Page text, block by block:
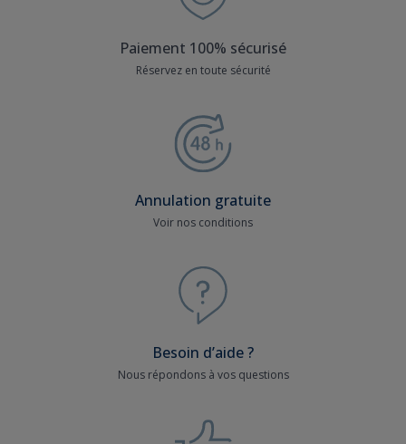
Paiement 100% sécurisé
Réservez en toute sécurité
Annulation gratuite
Voir nos conditions
Besoin d’aide ?
Nous répondons à vos questions